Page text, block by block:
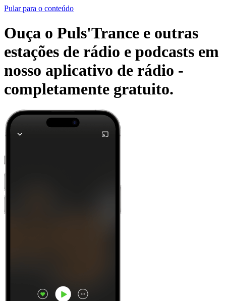
Pular para o conteúdo
Ouça o Puls'Trance e outras
estações de rádio e podcasts em
nosso aplicativo de rádio -
completamente gratuito.